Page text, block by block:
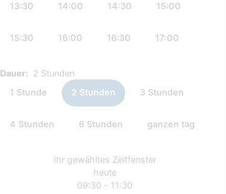
13:30 14:00 14:30 15:00
15:30 16:00 16:30 17:00
Dauer: 2 Stunden
1 Stunde
2 Stunden 3 Stunden
4 Stunden 6 Stunden ganzen tag
Ihr gewähltes Zeitfenster
heute
09:30 - 11:30